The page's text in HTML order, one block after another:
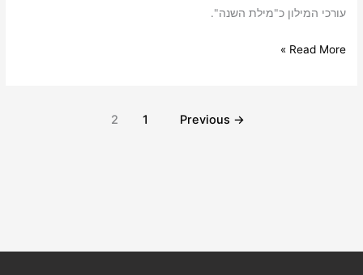
עורכי המילון כ"מילת השנה".
Read More »
→
1
2